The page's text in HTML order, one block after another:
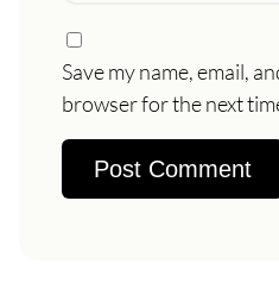
Save my name, email,
browser for the next